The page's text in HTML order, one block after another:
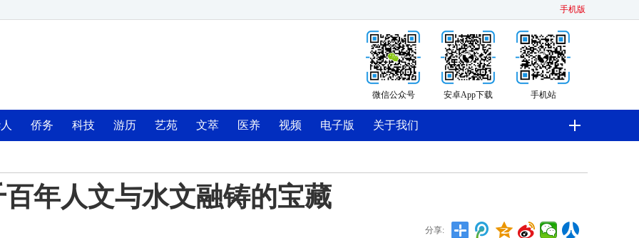
手机版
手机站
安卓App下载
微信公众号
侨务 科技 游历 艺苑 文萃 医养 视频 电子版 关于我们
年人文与水文融铸的宝藏
分享: